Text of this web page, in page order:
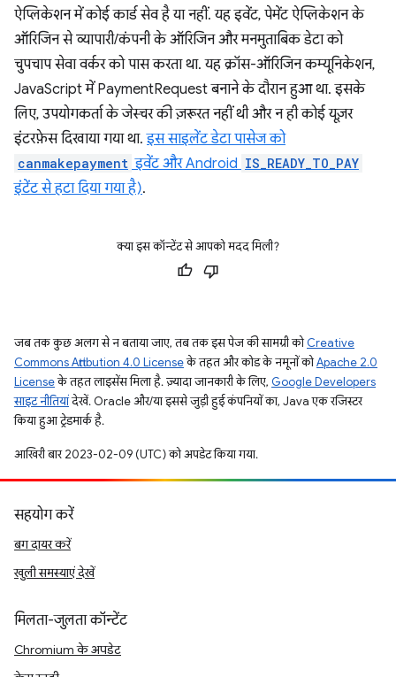
ऐप्लिकेशन में कोई कार्ड सेव है या नहीं. यह इवेंट, पेमेंट ऐप्लिकेशन के
ऑरिजिन से व्यापारी/कंपनी के ऑरिजिन और मनमुताबिक डेटा को
चुपचाप सेवा वर्कर को पास करता था. यह क्रॉस-ऑरिजिन कम्यूनिकेशन,
JavaScript में PaymentRequest बनाने के दौरान हुआ था. इसके
लिए, उपयोगकर्ता के जेस्चर की ज़रूरत नहीं थी और न ही कोई यूज़र
इंटरफ़ेस दिखाया गया था.इस साइलेंट डेटा पासेज को
canmakepayment इवेंट और Android IS_READY_TO_PAY
इंटेंट से हटा दिया गया है).
क्या इस कॉन्टेंट से आपको मदद मिली?
जब तक कुछ अलग से न बताया जाए, तब तक इस पेज की सामग्री कोCreative
Commons Attribution 4.0 Licenseके तहत और कोड के नमूनों कोApache 2.0
Licenseके तहत लाइसेंस मिला है. ज़्यादा जानकारी के लिए, Google Developers
साइट नीतियांदेखें. Oracle और/या इससे जुड़ी हुई कंपनियों का, Java एक रजिस्टर
किया हुआ ट्रेडमार्क है.
आखिरी बार 2023-02-09 (UTC) को अपडेट किया गया.
सहयोग करें
बग दायर करें
खुली समस्याएं देखें
मिलता-जुलता कॉन्टेंट
Chromium के अपडेट